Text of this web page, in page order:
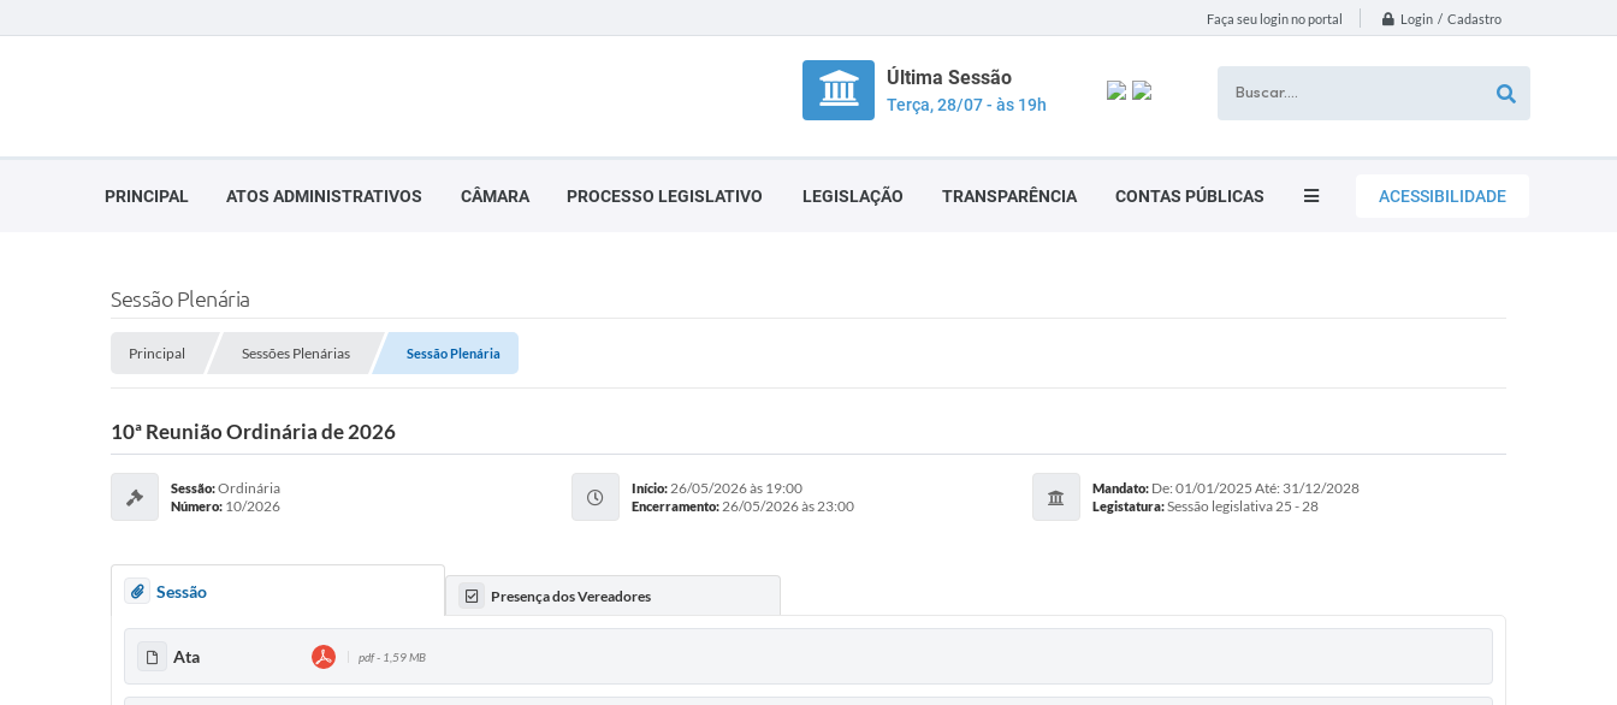
Faça seu login no portal Login / Cadastro
Última Sessão
Terça, 28/07 - às 19h
ACESSIBILIDADE
PRINCIPAL ATOS ADMINISTRATIVOS CÂMARA PROCESSO LEGISLATIVO LEGISLAÇÃO TRANSPARÊNCIA CONTAS PÚBLICAS
Sessão Plenária
Principal Sessões Plenárias Sessão Plenária
10ª Reunião Ordinária de 2026
Sessão:Ordinária
Número: 10/2026
Início:26/05/2026 às 19:00
Encerramento:26/05/2026 às 23:00
Mandato:De: 01/01/2025 Até: 31/12/2028
Legistatura:Sessão legislativa 25 - 28
Sessão Presença dos Vereadores
Ata pdf - 1,59 MB